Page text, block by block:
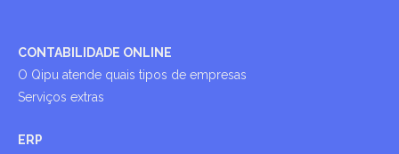
CONTABILIDADE ONLINE
O Qipu atende quais tipos de empresas
Serviços extras
ERP